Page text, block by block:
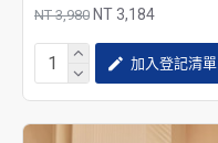
NT 3,980 NT 3,184
加入登記清單